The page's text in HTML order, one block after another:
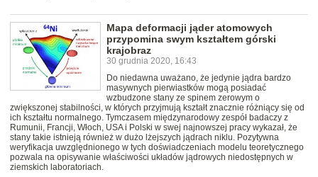
Mapa deformacji jąder atomowych
przypomina swym kształtem górski
krajobraz
30 grudnia 2020, 16:43
Do niedawna uważano, że jedynie jądra bardzo
masywnych pierwiastków mogą posiadać
wzbudzone stany ze spinem zerowym o
zwiększonej stabilności, w których przyjmują kształt znacznie różniący się od
ich kształtu normalnego. Tymczasem międzynarodowy zespół badaczy z
Rumunii, Francji, Włoch, USA i Polski w swej najnowszej pracy wykazał, że
stany takie istnieją również w dużo lżejszych jądrach niklu. Pozytywna
weryfikacja uwzględnionego w tych doświadczeniach modelu teoretycznego
pozwala na opisywanie właściwości układów jądrowych niedostępnych w
ziemskich laboratoriach.